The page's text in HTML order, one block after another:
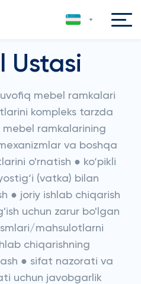
Ustasi
mebel ramkalari
kompleks tarzda
ramkalarining
va boshqa
o'rnatish ● ko‘pikli
(vatka) bilan
● joriy ishlab chiqarish
uchun zarur bo'lgan
mahsulotlarni
chiqarishning
● sifat nazorati va
uchun javobgarlik